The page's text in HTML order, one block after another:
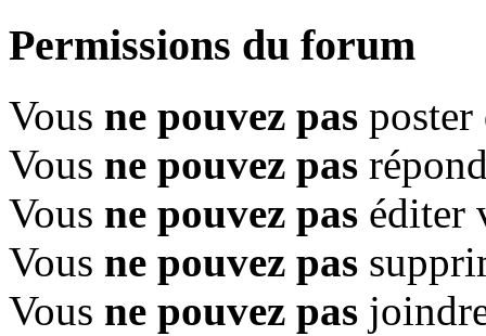
Permissions du forum
Vous ne pouvez pas poster
Vous ne pouvez pas
Vous ne pouvez pas éditer
Vous ne pouvez pas
Vous ne pouvez pas